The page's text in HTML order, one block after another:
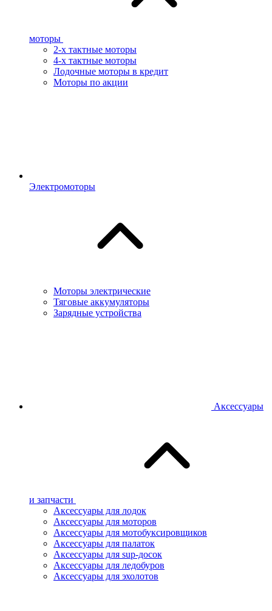
моторы
2-х тактные моторы
4-х тактные моторы
Лодочные моторы в кредит
Моторы по акции
Электромоторы
Моторы электрические
Тяговые аккумуляторы
Зарядные устройства
Аксессуары
и запчасти
Аксессуары для лодок
Аксессуары для моторов
Аксессуары для мотобуксировщиков
Аксессуары для палаток
Аксессуары для sup-досок
Аксессуары для ледобуров
Аксессуары для эхолотов